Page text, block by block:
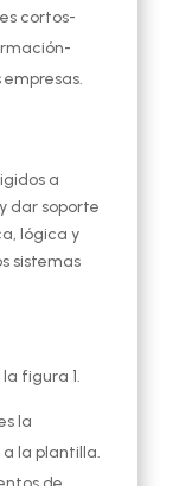
cortos-
a
dar soporte
lógica y
sistemas
figura 1.
la
la plantilla.